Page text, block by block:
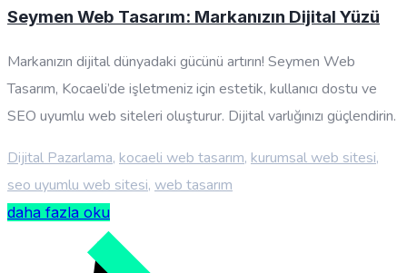
Seymen Web Tasarım: Markanızın Dijital Yüzü
Markanızın dijital dünyadaki gücünü artırın! Seymen Web
Tasarım, Kocaeli’de işletmeniz için estetik, kullanıcı dostu ve
SEO uyumlu web siteleri oluşturur. Dijital varlığınızı güçlendirin.
Dijital Pazarlama, kocaeli web tasarım, kurumsal web sitesi,
seo uyumlu web sitesi, web tasarım
daha fazla oku